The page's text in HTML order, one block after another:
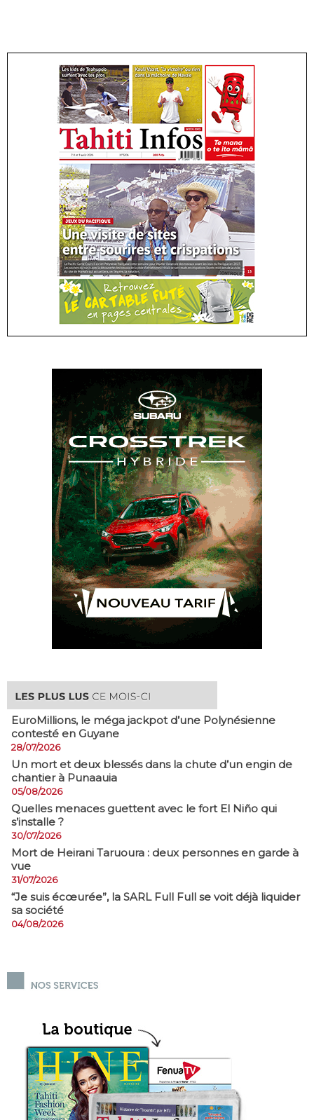
EuroMillions, ​le méga jackpot d’une Polynésienne
contesté en Guyane
28/07/2026
​Un mort et deux blessés dans la chute d’un engin de
chantier à Punaauia
05/08/2026
Quelles menaces guettent avec le fort El Niño qui
s’installe ?
30/07/2026
Mort de Heirani Taruoura : deux personnes en garde à
vue
31/07/2026
​“Je suis écœurée”, la SARL Full Full se voit déjà liquider
sa société
04/08/2026